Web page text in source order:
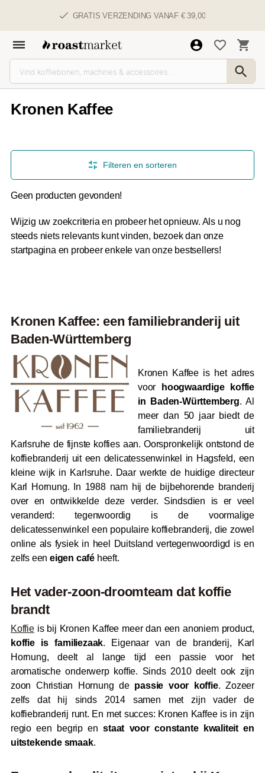
GRATIS VERZENDING VANAF € 39,00
Kronen Kaffee
Filteren en sorteren
Geen producten gevonden!
Wijzig uw zoekcriteria en probeer het opnieuw. Als u nog
steeds niets relevants kunt vinden, bezoek dan onze
startpagina en probeer enkele van onze bestsellers!
Kronen Kaffee: een familiebranderij uit
Baden-Württemberg
Kronen Kaffee is het adres
voor
hoogwaardige koffie
in Baden-Württemberg. Al
meer dan 50 jaar biedt de
familiebranderij uit
Karlsruhe de fijnste koffies aan. Oorspronkelijk ontstond de
koffiebranderij uit een delicatessenwinkel in Hagsfeld, een
kleine wijk in Karlsruhe. Daar werkte de huidige directeur
Karl Hornung. In 1988 nam hij de bijbehorende branderij
over en ontwikkelde deze verder. Sindsdien is er veel
veranderd: tegenwoordig is de voormalige
delicatessenwinkel een populaire koffiebranderij, die zowel
online als fysiek in heel Duitsland vertegenwoordigd is en
zelfs een eigen café heeft.
Het vader-zoon-droomteam dat koffie
brandt
Koffieis bij Kronen Kaffee meer dan een anoniem product,
koffie is familiezaak. Eigenaar van de branderij, Karl
Hornung, deelt al lange tijd een passie voor het
aromatische onderwerp koffie. Sinds 2010 deelt ook zijn
zoon Christian Hornung de passie voor koffie. Zozeer
zelfs dat hij sinds 2014 samen met zijn vader de
koffiebranderij runt. En met succes: Kronen Kaffee is in zijn
regio een begrip enstaat voor constante kwaliteit en
uitstekende smaak.